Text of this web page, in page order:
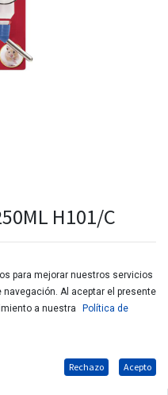
H101/C
para mejorar nuestros servicios
Al aceptar el presente
a nuestra
Política de
Rechazo Acepto